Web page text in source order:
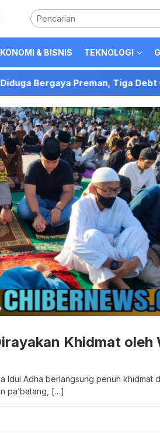
& BISNIS TEKNOLOGI
Preman, Tiga Debt Collector
Khidmat oleh
Idul Adha berlangsung penuh khidmat
pa’batang, […]